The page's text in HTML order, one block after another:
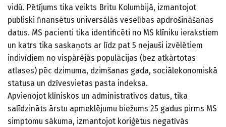
vidū. Pētījums tika veikts Britu Kolumbijā, izmantojot
publiski finansētus universālās veselības apdrošināšanas
datus. MS pacienti tika identificēti no MS klīniku ierakstiem
un katrs tika saskaņots ar līdz pat 5 nejauši izvēlētiem
indivīdiem no vispārējās populācijas (bez atkārtotas
atlases) pēc dzimuma, dzimšanas gada, sociālekonomiskā
statusa un dzīvesvietas pasta indeksa.
Apvienojot klīniskos un administratīvos datus, tika
salīdzināts ārstu apmeklējumu biežums 25 gadus pirms MS
simptomu sākuma, izmantojot koriģētus negatīvās